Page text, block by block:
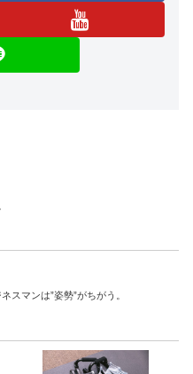
スマンは”姿勢”がちがう。